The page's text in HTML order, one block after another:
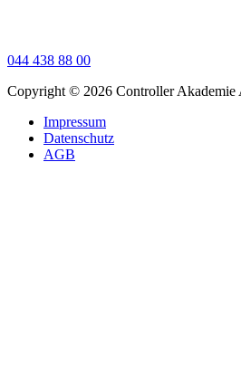
044 438 88 00
Сopy­right © 2026 Con­trol­ler Aka­de­mie
Impres­sum
Daten­schutz
AGB